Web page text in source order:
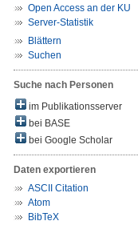
Open Access an der KU
Server-Statistik
Blättern
Suchen
Suche nach Personen
im Publikationsserver
bei BASE
bei Google Scholar
Daten exportieren
ASCII Citation
Atom
BibTeX